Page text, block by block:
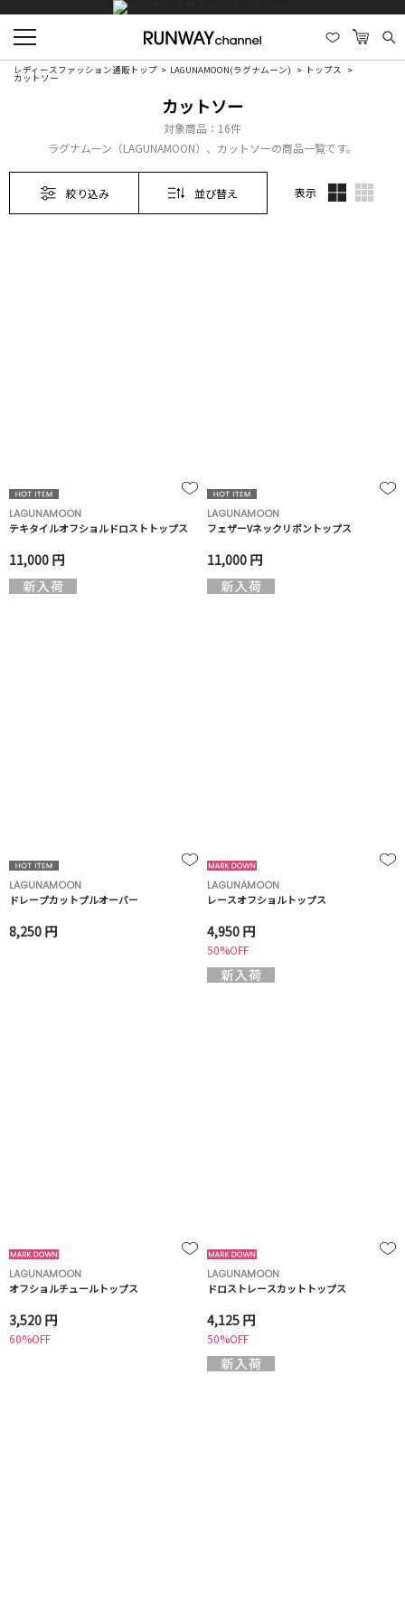
レディースファッション通販トップ LAGUNAMOON(ラグナムーン) トップス
カットソー
カットソー
対象商品： 16件
ラグナムーン（LAGUNAMOON）、カットソーの商品一覧です。
絞り込み 並び替え 表示
LAGUNAMOON
テキタイルオフショルドロストトップス
11,000 円
LAGUNAMOON
フェザーVネックリボントップス
11,000 円
LAGUNAMOON
ドレープカットプルオーバー
8,250 円
LAGUNAMOON
レースオフショルトップス
4,950 円
50%OFF
LAGUNAMOON
オフショルチュールトップス
3,520 円
60%OFF
LAGUNAMOON
ドロストレースカットトップス
4,125 円
50%OFF